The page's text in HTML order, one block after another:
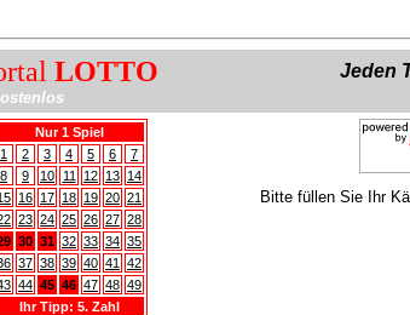
LOTTO Jeden
Nur 1 Spiel
1
2 3 4 5 6
7
8
9 10 11 12 13 14
16 17 18 19 20 21
23 24 25 26 27 28
30 31 32 33 34 35
37 38 39 40 41
42
44 45 46 47 48 49
Ihr Tipp: 5. Zahl
Bitte füllen Sie Ihr